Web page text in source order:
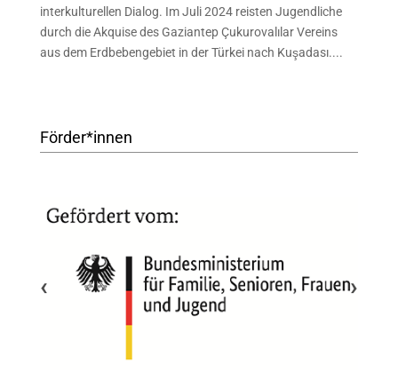
interkulturellen Dialog. Im Juli 2024 reisten Jugendliche
durch die Akquise des Gaziantep Çukurovalılar Vereins
aus dem Erdbebengebiet in der Türkei nach Kuşadası....
Förder*innen
‹ ›